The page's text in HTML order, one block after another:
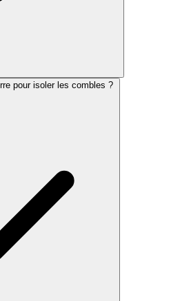
pour isoler les combles ?